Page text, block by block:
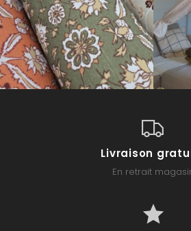
Livraison
En retrait